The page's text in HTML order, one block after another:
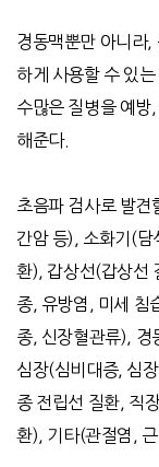
경동맥뿐만 아니라,
하게 사용할 수 있
수많은 질병을 예방
해준다.
초음파 검사로 발견
간암 등), 소화기 (담
환), 갑상선(갑상선
종, 유방염 미세 침
종, 신장혈관류), 경
심장(심비대증, 심
종 전립선 질환, 직
환), 기타(관절염